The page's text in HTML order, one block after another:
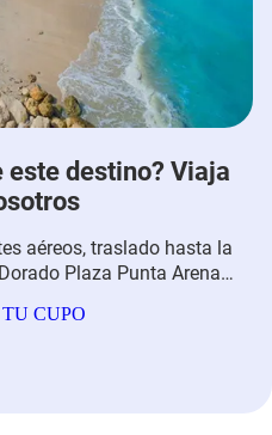
este destino? Viaja
aéreos, traslado hasta la
Plaza Punta Arena,
que diseñes tu travesía
CUPO